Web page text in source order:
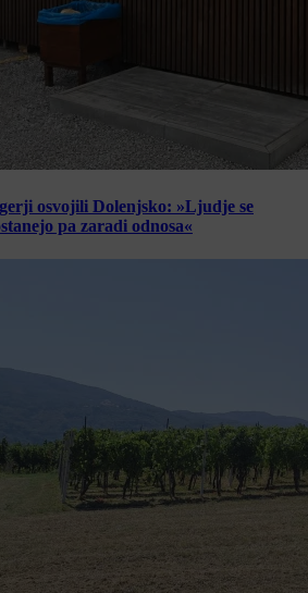
osvojili Dolenjsko: »Ljudje se
pa zaradi odnosa«